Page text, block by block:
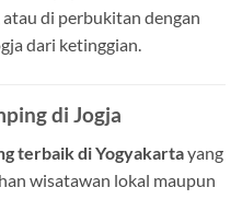
di perbukitan dengan
dari ketinggian.
di Jogja
terbaik di Yogyakartayang
wisatawan lokal maupun